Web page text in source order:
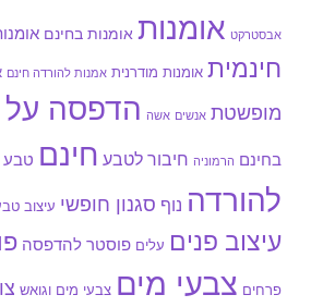
אבסטרקט אומנות אומנות בחינם
חינמית אומנות מודרנית אמנות להורדה חינם
מופשטת אנשים אשה הדפסה
בחינם הרמוניה חיבור לטבע חינם טבע
להורדה נוף סגנון חופשי עיצוב
עיצוב פנים עלים פוסטר להדפסה
פרחים צבעי מים צבעי מים וגואש